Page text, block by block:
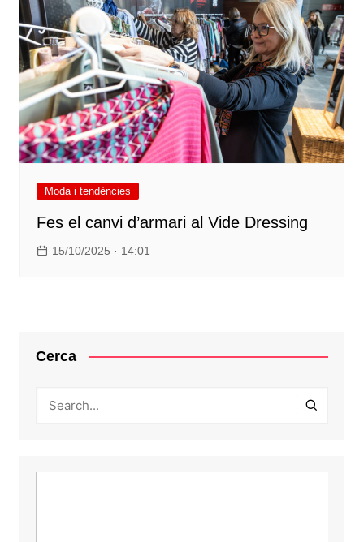
Moda i tendències
Fes el canvi d’armari al Vide Dressing
15/10/2025 · 14:01
Cerca